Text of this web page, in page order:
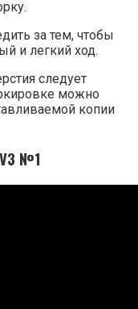
за тем, чтобы
и легкий ход.
следует
можно
копии
№1